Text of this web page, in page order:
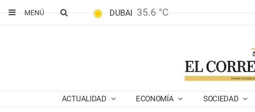
MENÚ
DUBAI 35.6 °C
ACTUALIDAD ECONOMÍA SOCIEDAD